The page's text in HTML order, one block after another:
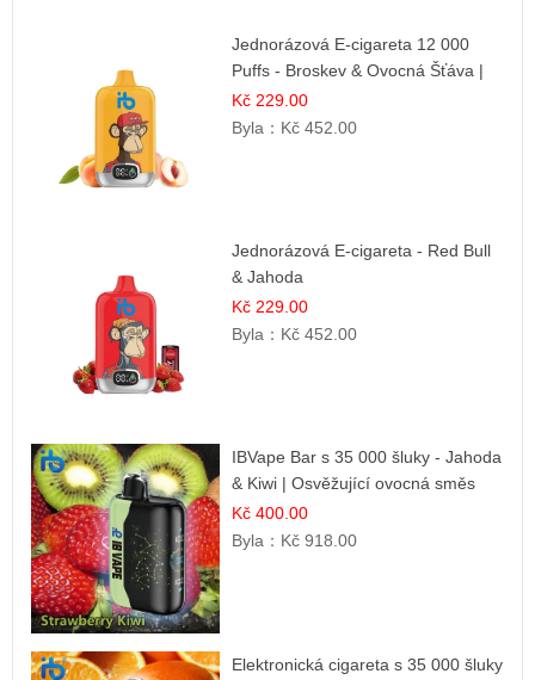
Jednorázová E-cigareta 12 000
Puffs - Broskev & Ovocná Šťáva |
Osvěžující ovocná směs
Kč 229.00
Byla： Kč 452.00
Jednorázová E-cigareta - Red Bull
& Jahoda
Kč 229.00
Byla： Kč 452.00
IBVape Bar s 35 000 šluky - Jahoda
& Kiwi | Osvěžující ovocná směs
Kč 400.00
Byla： Kč 918.00
Elektronická cigareta s 35 000 šluky